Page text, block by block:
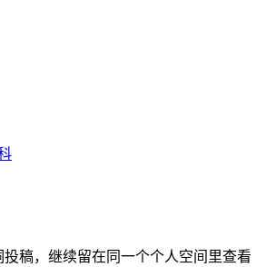
稿，继续留在同一个个人空间里查看